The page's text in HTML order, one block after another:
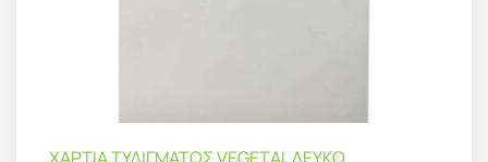
ΧΑΡΤΙΑ ΤΥΛΙΓΜΑΤΟΣ VEGETAL ΛΕΥΚΟ